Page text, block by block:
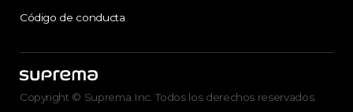
Código de conducta
Copyright © Suprema Inc. Todos los derechos reservados.